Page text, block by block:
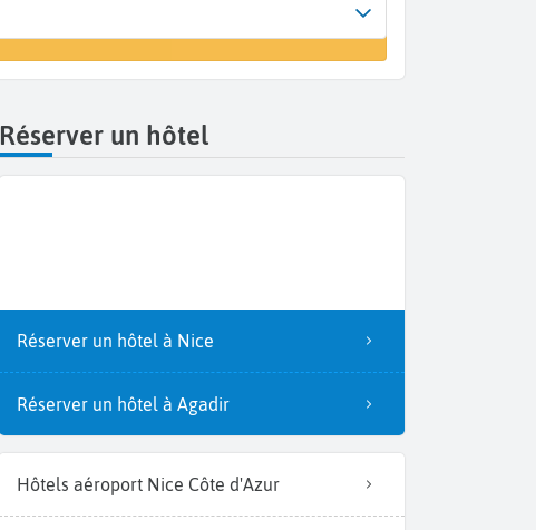
Nice (NCE)
Réserver un hôtel
Réserver un hôtel à Nice
Réserver un hôtel à Agadir
Hôtels aéroport Nice Côte d'Azur